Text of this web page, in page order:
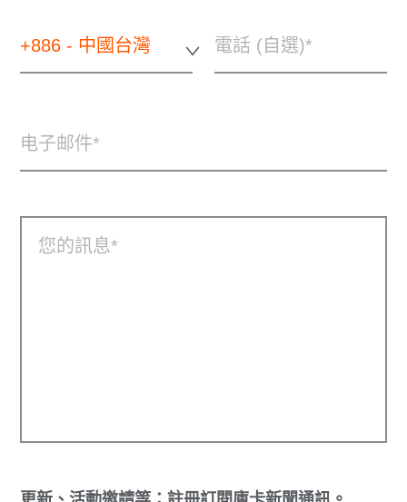
+886 - 中國台灣 電話 (自選)
电子邮件
您的訊息